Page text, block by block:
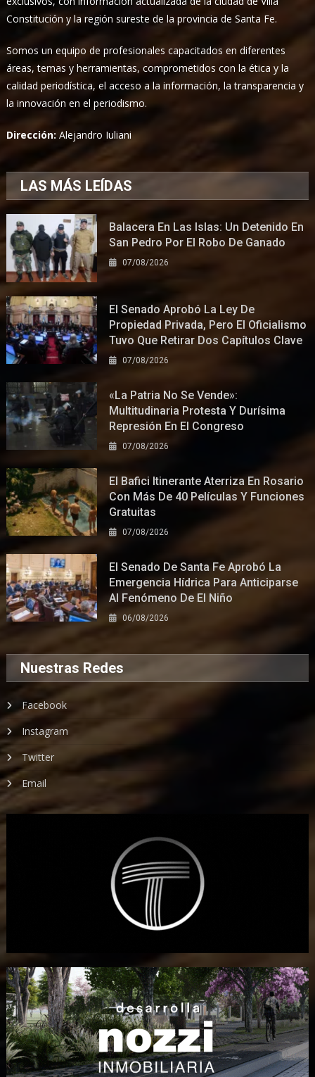
Constitución y la región sureste de la provincia de Santa Fe.
Somos un equipo de profesionales capacitados en diferentes
áreas, temas y herramientas, comprometidos con la ética y la
calidad periodística, el acceso a la información, la transparencia y
la innovación en el periodismo.
Dirección:Alejandro Iuliani
LAS MÁS LEÍDAS
Balacera En Las Islas: Un Detenido En
San Pedro Por El Robo De Ganado
07/08/2026
El Senado Aprobó La Ley De
Propiedad Privada, Pero El Oficialismo
Tuvo Que Retirar Dos Capítulos Clave
07/08/2026
«La Patria No Se Vende»:
Multitudinaria Protesta Y Durísima
Represión En El Congreso
07/08/2026
El Bafici Itinerante Aterriza En Rosario
Con Más De 40 Películas Y Funciones
Gratuitas
07/08/2026
El Senado De Santa Fe Aprobó La
Emergencia Hídrica Para Anticiparse
Al Fenómeno De El Niño
06/08/2026
Nuestras Redes
Facebook
Instagram
Twitter
Email